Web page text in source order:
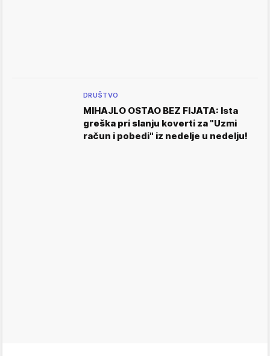
DRUŠTVO
MIHAJLO OSTAO BEZ FIJATA: Ista
greška pri slanju koverti za "Uzmi
račun i pobedi" iz nedelje u nedelju!